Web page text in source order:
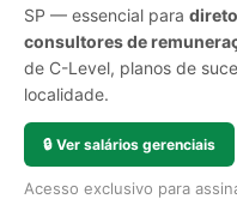
SP — essencial para
consultores de
de C-Level, planos de
localidade.
🔒 Ver salários gerenciais
Acesso exclusivo para